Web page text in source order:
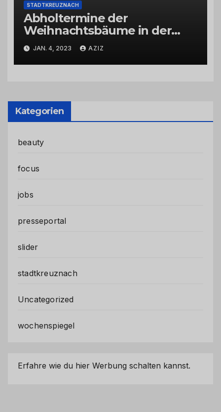
STADTKREUZNACH
Abholtermine der
Weihnachtsbäume in der
Kernstadt und in den
Stadtteilen
JAN. 4, 2023 AZIZ
Kategorien
beauty
focus
jobs
presseportal
slider
stadtkreuznach
Uncategorized
wochenspiegel
Erfahre wie du hier Werbung schalten kannst.